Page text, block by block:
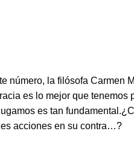
la filósofa Carmen
es lo mejor que
es tan
acciones en su contra…?